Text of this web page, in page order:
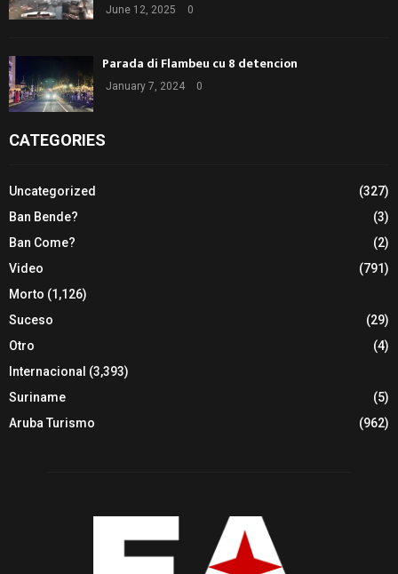
June 12, 2025 0
Parada di Flambeu cu 8 detencion
January 7, 2024 0
CATEGORIES
Uncategorized
(327)
Ban Bende?
(3)
Ban Come?
(2)
Video
(791)
Morto (1,126)
Suceso
(29)
Otro
(4)
Internacional (3,393)
Suriname
(5)
Aruba Turismo
(962)